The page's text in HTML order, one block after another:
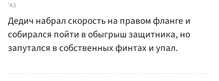
'43
Дедич набрал скорость на правом фланге и
собирался пойти в обыгрыш защитника, но
запутался в собственных финтах и упал.